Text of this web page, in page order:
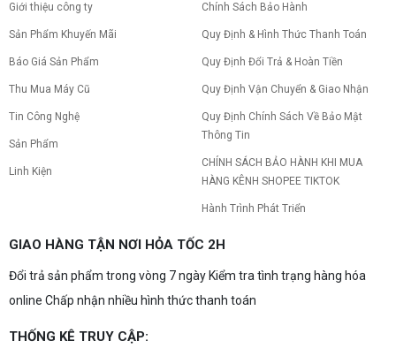
Giới thiệu công ty
Sản Phẩm Khuyến Mãi
Báo Giá Sản Phẩm
Thu Mua Máy Cũ
Tin Công Nghệ
Sản Phẩm
Linh Kiện
Chính Sách Bảo Hành
Quy Định & Hình Thức Thanh Toán
Quy Định Đổi Trả & Hoàn Tiền
Quy Định Vận Chuyển & Giao Nhận
Quy Định Chính Sách Về Bảo Mật
Thông Tin
CHÍNH SÁCH BẢO HÀNH KHI MUA
HÀNG KÊNH SHOPEE TIKTOK
Hành Trình Phát Triển
GIAO HÀNG TẬN NƠI HỎA TỐC 2H
Đổi trả sản phẩm trong vòng 7 ngày Kiểm tra tình trạng hàng hóa
online Chấp nhận nhiều hình thức thanh toán
THỐNG KÊ TRUY CẬP: